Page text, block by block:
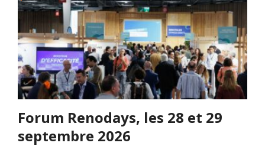
Forum Renodays, les 28 et 29
septembre 2026